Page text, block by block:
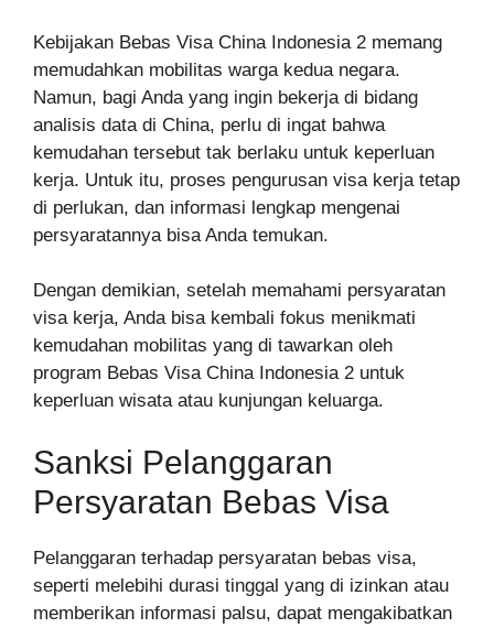
Kebijakan Bebas Visa China Indonesia 2 memang
memudahkan mobilitas warga kedua negara.
Namun, bagi Anda yang ingin bekerja di bidang
analisis data di China, perlu di ingat bahwa
kemudahan tersebut tak berlaku untuk keperluan
kerja. Untuk itu, proses pengurusan visa kerja tetap
di perlukan, dan informasi lengkap mengenai
persyaratannya bisa Anda temukan.
Dengan demikian, setelah memahami persyaratan
visa kerja, Anda bisa kembali fokus menikmati
kemudahan mobilitas yang di tawarkan oleh
program Bebas Visa China Indonesia 2 untuk
keperluan wisata atau kunjungan keluarga.
Sanksi Pelanggaran
Persyaratan Bebas Visa
Pelanggaran terhadap persyaratan bebas visa,
seperti melebihi durasi tinggal yang di izinkan atau
memberikan informasi palsu, dapat mengakibatkan